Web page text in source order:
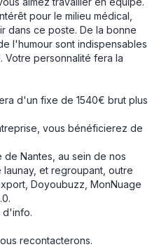
pour le milieu médical,
dans ce poste. De la bonne
l'humour sont indispensables
Votre personnalité fera la
d'un fixe de 1540€ brut plus
vous bénéficierez de
Nantes, au sein de nos
et regroupant, outre
Doyoubuzz, MonNuage
d'info.
recontacterons.